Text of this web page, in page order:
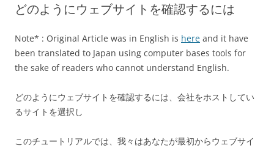
どのようにウェブサイトを確認するには
Note* : Original Article was in English is here and it have
been translated to Japan using computer bases tools for
the sake of readers who cannot understand English.
どのようにウェブサイトを確認するには、会社をホストしてい
るサイトを選択し
このチュートリアルでは、我々はあなたが最初からウェブサイ